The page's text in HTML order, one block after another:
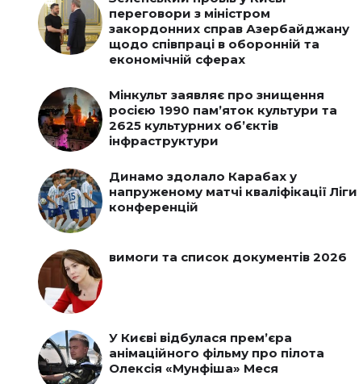
переговори з міністром
закордонних справ Азербайджану
щодо співпраці в оборонній та
економічній сферах
Мінкульт заявляє про знищення
росією 1990 пам’яток культури та
2625 культурних об’єктів
інфраструктури
Динамо здолало Карабах у
напруженому матчі кваліфікації Ліги
конференцій
вимоги та список документів 2026
У Києві відбулася прем’єра
анімаційного фільму про пілота
Олексія «Мунфіша» Меся